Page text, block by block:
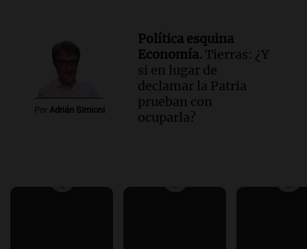
Por Adrián Simioni
Política esquina
Economía. Tierras: ¿Y
si en lugar de
declamar la Patria
prueban con
ocuparla?